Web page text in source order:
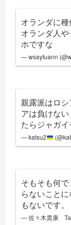
オランダに
オランダ人
ホですな
— wsaytuann
親露派はロ
アは負けな
たらジャガイ
— katsu2
そもそも何
らないこと
もないです。
— 佐々木貴康